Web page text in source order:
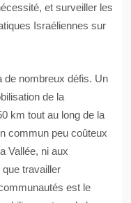
et surveiller les
Israéliennes sur
de nombreux défis. Un
de la
km tout au long de la
commun peu coûteux
Vallée, ni aux
travailler
est le